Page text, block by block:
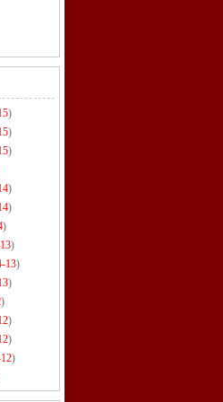
)
)
)
)
)
)
)
13)
)
)
)
)
)